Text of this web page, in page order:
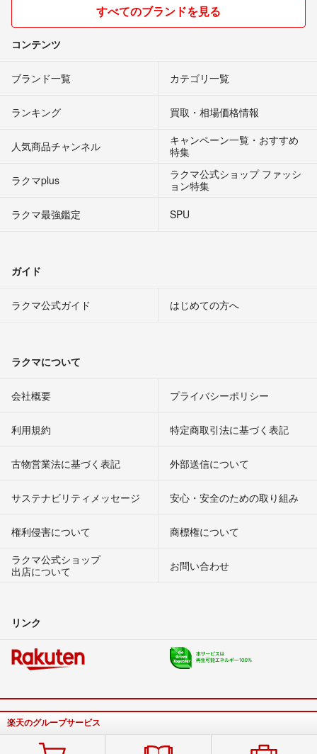
すべてのブランドを見る
コンテンツ
ブランド一覧 カテゴリ一覧
ランキング 買取・相場価格情報
人気商品チャンネル
キャンペーン一覧・おすすめ
特集
ラクマplus
ラクマ公式ショップ ファッシ
ョン特集
ラクマ最強鑑定
SPU
ガイド
ラクマ公式ガイド はじめての方へ
ラクマについて
会社概要 プライバシーポリシー
利用規約 特定商取引法に基づく表記
古物営業法に基づく表記 外部送信について
サステナビリティメッセージ 安心・安全のための取り組み
権利侵害について
商標権について
ラクマ公式ショップ
出店について
お問い合わせ
リンク
楽天のグループサービス